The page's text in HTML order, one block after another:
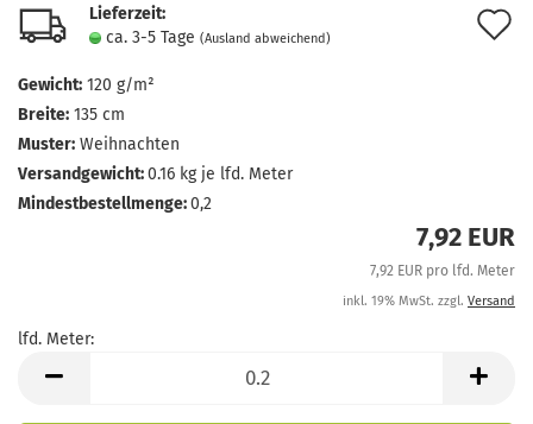
Lieferzeit:
ca. 3-5 Tage (Ausland abweichend)
Gewicht: 120 g/m²
Breite: 135 cm
Muster: Weihnachten
Versandgewicht:0.16 kg je lfd. Meter
Mindestbestellmenge:0,2
7,92 EUR
7,92 EUR pro lfd. Meter
inkl. 19% MwSt. zzgl. Versand
lfd. Meter:
Meter